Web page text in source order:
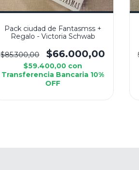
Pack ciudad de Fantasmss +
Regalo - Victoria Schwab
$85.300,00 $66.000,00
$59.400,00 con
Transferencia Bancaria 10%
OFF